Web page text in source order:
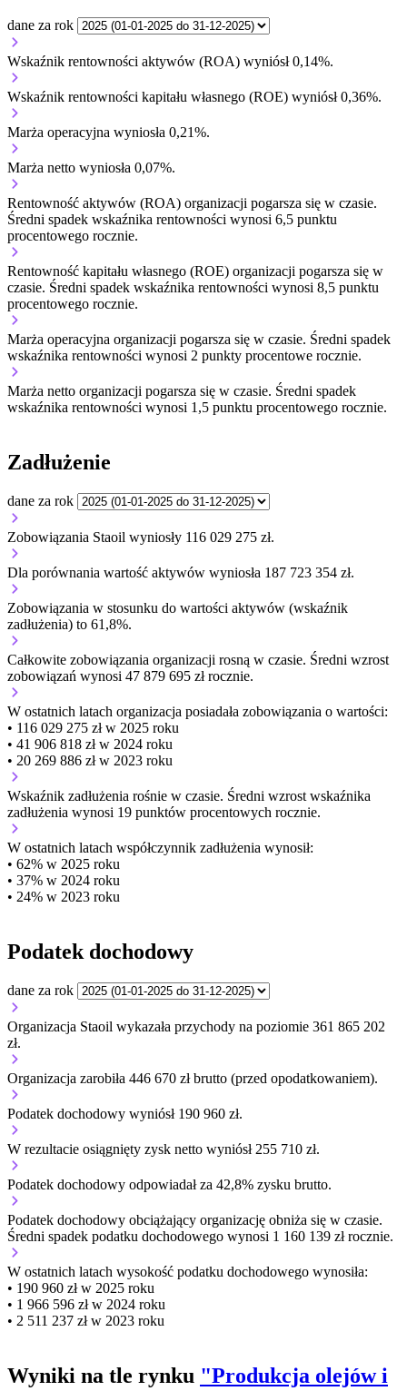
dane za rok
Wskaźnik rentowności aktywów (ROA) wyniósł 0,14%.
Wskaźnik rentowności kapitału własnego (ROE) wyniósł 0,36%.
Marża operacyjna wyniosła 0,21%.
Marża netto wyniosła 0,07%.
Rentowność aktywów (ROA) organizacji pogarsza się w czasie.
Średni spadek wskaźnika rentowności wynosi 6,5 punktu
procentowego rocznie.
Rentowność kapitału własnego (ROE) organizacji pogarsza się w
czasie. Średni spadek wskaźnika rentowności wynosi 8,5 punktu
procentowego rocznie.
Marża operacyjna organizacji pogarsza się w czasie. Średni spadek
wskaźnika rentowności wynosi 2 punkty procentowe rocznie.
Marża netto organizacji pogarsza się w czasie. Średni spadek
wskaźnika rentowności wynosi 1,5 punktu procentowego rocznie.
Zadłużenie
dane za rok
Zobowiązania Staoil wyniosły 116 029 275 zł.
Dla porównania wartość aktywów wyniosła 187 723 354 zł.
Zobowiązania w stosunku do wartości aktywów (wskaźnik
zadłużenia) to 61,8%.
Całkowite zobowiązania organizacji rosną w czasie. Średni wzrost
zobowiązań wynosi 47 879 695 zł rocznie.
W ostatnich latach organizacja posiadała zobowiązania o wartości:
• 116 029 275 zł w 2025 roku
• 41 906 818 zł w 2024 roku
• 20 269 886 zł w 2023 roku
Wskaźnik zadłużenia rośnie w czasie. Średni wzrost wskaźnika
zadłużenia wynosi 19 punktów procentowych rocznie.
W ostatnich latach współczynnik zadłużenia wynosił:
• 62% w 2025 roku
• 37% w 2024 roku
• 24% w 2023 roku
Podatek dochodowy
dane za rok
Organizacja Staoil wykazała przychody na poziomie 361 865 202
zł.
Organizacja zarobiła 446 670 zł brutto (przed opodatkowaniem).
Podatek dochodowy wyniósł 190 960 zł.
W rezultacie osiągnięty zysk netto wyniósł 255 710 zł.
Podatek dochodowy odpowiadał za 42,8% zysku brutto.
Podatek dochodowy obciążający organizację obniża się w czasie.
Średni spadek podatku dochodowego wynosi 1 160 139 zł rocznie.
W ostatnich latach wysokość podatku dochodowego wynosiła:
• 190 960 zł w 2025 roku
• 1 966 596 zł w 2024 roku
• 2 511 237 zł w 2023 roku
Wyniki na tle rynku "Produkcja olejów i